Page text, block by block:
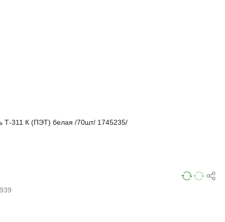
Т-311 К (ПЭТ) белая /70шт/ 1745235/